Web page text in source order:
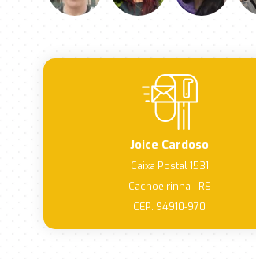
Joice Cardoso
Caixa Postal 1531
Cachoeirinha - RS
CEP: 94910-970